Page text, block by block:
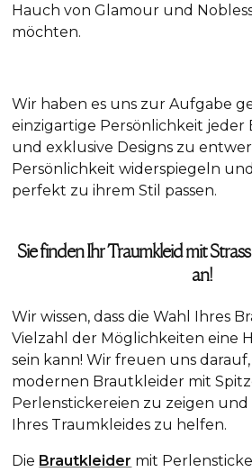
Hauch von Glamour und
möchten.
Wir haben es uns zur Aufgabe
einzigartige Persönlichkeit
und exklusive Designs zu
Persönlichkeit widerspiegeln
perfekt zu ihrem Stil passen.
Sie finden Ihr Traumkleid mit
an!
Wir wissen, dass die Wahl Ihres
Vielzahl der Möglichkeiten eine
sein kann! Wir freuen uns
modernen Brautkleider mit
Perlenstickereien zu zeigen und
Ihres Traumkleides zu helfen.
Die Brautkleider mit